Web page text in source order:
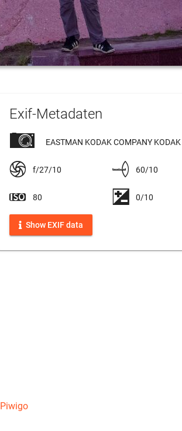
Exif-Metadaten
EASTMAN KODAK COMPANY
f/27/10 60/10
80 0/10
Show EXIF data
Piwigo